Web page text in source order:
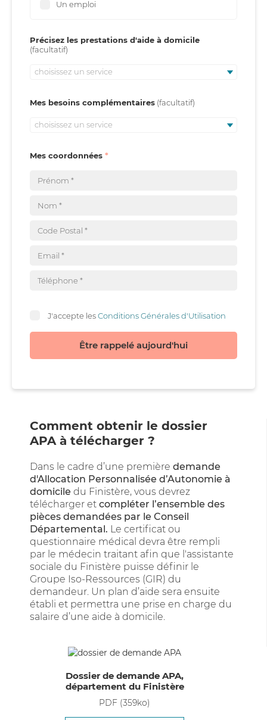
Un emploi
Précisez les prestations d'aide à domicile
choisissez un service
Mes besoins complémentaires
choisissez un service
Mes coordonnées
J'accepte lesConditions Générales d'Utilisation
Être rappelé aujourd'hui
Comment obtenir le dossier
APA à télécharger ?
Dans le cadre d’une première demande
d'Allocation Personnalisée d’Autonomie à
domicile du Finistère, vous devrez
télécharger et compléter l’ensemble des
pièces demandées par le Conseil
Départemental. Le certificat ou
questionnaire médical devra être rempli
par le médecin traitant afin que l'assistante
sociale du Finistère puisse définir le
Groupe Iso-Ressources (GIR) du
demandeur. Un plan d’aide sera ensuite
établi et permettra une prise en charge du
salaire d’une aide à domicile.
Dossier de demande APA,
département du Finistère
PDF (359ko)